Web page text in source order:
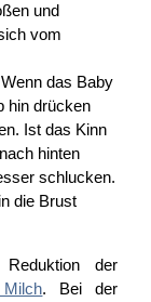
und
vom
das Baby
hin drücken
Ist das Kinn
hinten
schlucken.
die Brust
der
. Bei der